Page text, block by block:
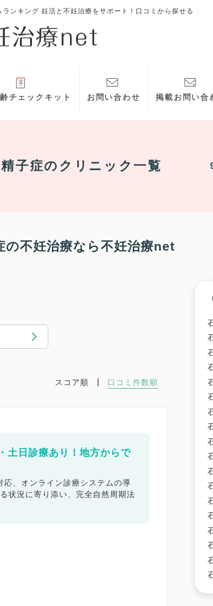
ンキング 妊活と不妊治療をサポート！口コミから探せる
チェックキット お問い合わせ 掲載お問い合
子症のクリニック一覧
の不妊治療なら不妊治療net
スコア順 口コミ件数順
土日診療あり！地方からで
、オンライン診療システムの導
状況に寄り添い、完全自然周期法